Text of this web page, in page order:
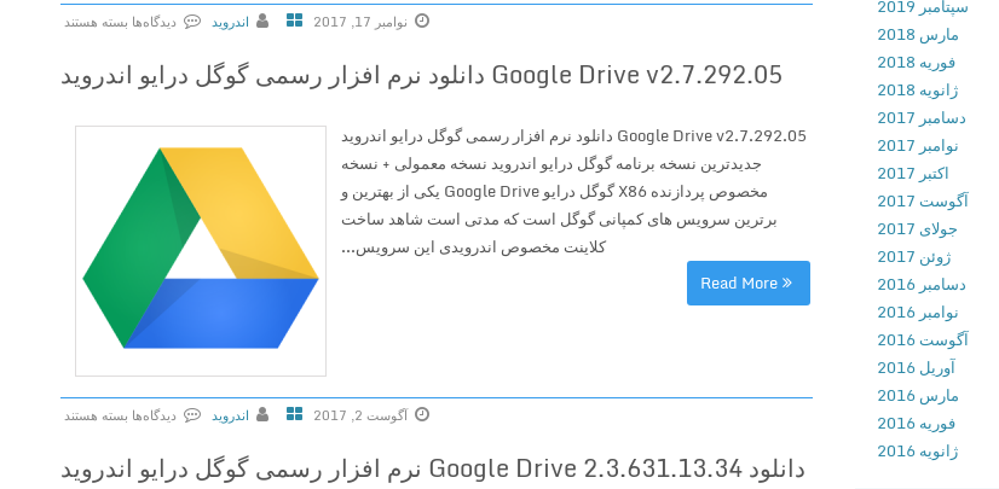
نوامبر 17, 2017 اندروید
دیدگاه‌ها
ر
ی
i
e
a
d
2
بسته هستند
Google Drive v2.7.292.05 دانلود نرم افزار رسمی گوگل درایو اندروید
Google Drive v2.7.292.05 دانلود نرم افزار رسمی گوگل درایو اندروید
جدیدترین نسخه برنامه گوگل درایو اندروید نسخه معمولی + نسخه
مخصوص پردازنده X86 گوگل درایو Google Drive یکی از بهترین و
برترین سرویس های کمپانی گوگل است که مدتی است شاهد ساخت
کلاینت مخصوص اندرویدی این سرویس...
Read More
آگوست 2, 2017 اندروید
دیدگاه‌ها
ر
بسته هستند
دانلود Google Drive 2.3.631.13.34 نرم افزار رسمی گوگل درایو اندروید
سپتامبر 2019
مارس 2018
فوریه 2018
ژانویه 2018
دسامبر 2017
نوامبر 2017
اکتبر 2017
آگوست 2017
جولای 2017
ژوئن 2017
دسامبر 2016
نوامبر 2016
آگوست 2016
آوریل 2016
مارس 2016
فوریه 2016
ژانویه 2016